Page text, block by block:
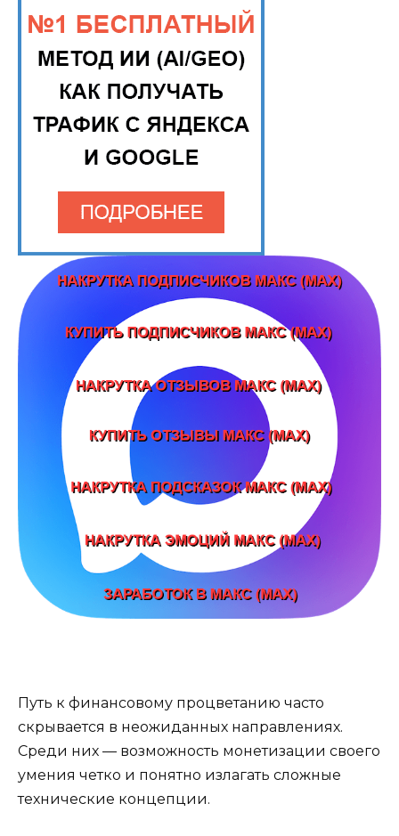
Путь к финансовому процветанию часто
скрывается в неожиданных направлениях.
Среди них — возможность монетизации своего
умения четко и понятно излагать сложные
технические концепции.